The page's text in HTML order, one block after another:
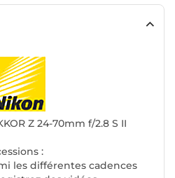
Z 24-70mm f/2.8 S II
:
les différentes cadences